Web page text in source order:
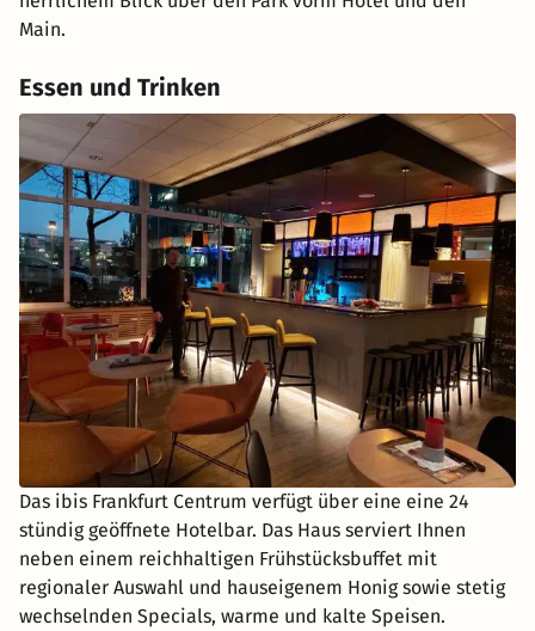
Main.
Essen und Trinken
Das ibis Frankfurt Centrum verfügt über eine eine 24
stündig geöffnete Hotelbar. Das Haus serviert Ihnen
neben einem reichhaltigen Frühstücksbuffet mit
regionaler Auswahl und hauseigenem Honig sowie stetig
wechselnden Specials, warme und kalte Speisen.